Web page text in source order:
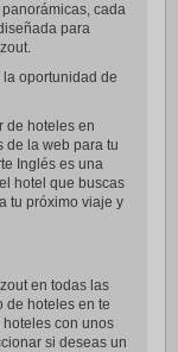
cada
para
la oportunidad de
de hoteles en
de la web para tu
Inglés es una
hotel que buscas
tu próximo viaje y
en todas las
de hoteles en te
con unos
si deseas un